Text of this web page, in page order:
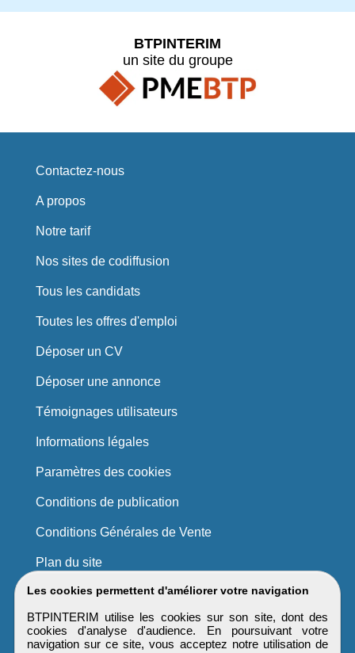
Les cookies permettent d'améliorer votre navigation
BTPINTERIM utilise les cookies sur son site, dont des
cookies d'analyse d'audience. En poursuivant votre
navigation sur ce site, vous acceptez notre utilisation de
BTPINTERIM
un site du groupe
Contactez-nous
A propos
Notre tarif
Nos sites de codiffusion
Tous les candidats
Toutes les offres d'emploi
Déposer un CV
Déposer une annonce
Témoignages utilisateurs
Informations légales
Paramètres des cookies
Conditions de publication
Conditions Générales de Vente
Plan du site